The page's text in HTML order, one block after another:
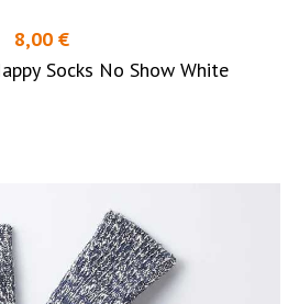
8,00 €
Socks No Show White